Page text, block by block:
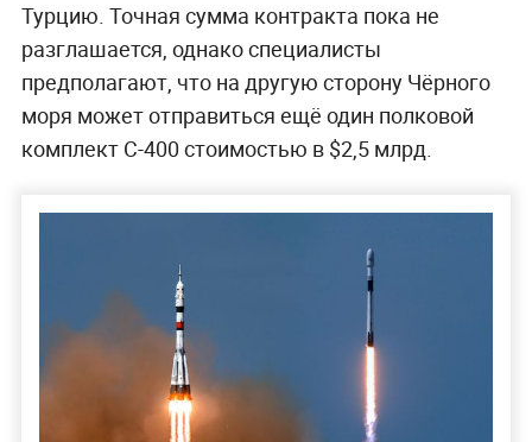
Турцию. Точная сумма контракта пока не
разглашается, однако специалисты
предполагают, что на другую сторону Чёрного
моря может отправиться ещё один полковой
комплект С-400 стоимостью в $2,5 млрд.